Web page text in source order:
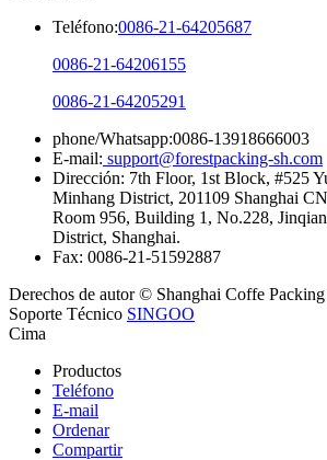
Teléfono:0086-21-64205687
0086-21-64206155
0086-21-64205291
phone/Whatsapp:0086-13918666003
E-mail: support@forestpacking-sh.com
Dirección: 7th Floor, 1st Block, #525
Minhang District, 201109 Shanghai CN
Room 956, Building 1, No.228,
District, Shanghai.
Fax: 0086-21-51592887
Derechos de autor © Shanghai Coffe
Soporte Técnico SINGOO
Cima
Productos
Teléfono
E-mail
Ordenar
Compartir